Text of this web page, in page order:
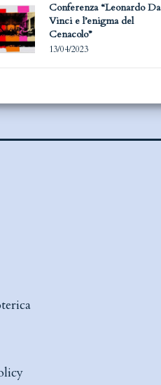
Conferenza “Leonardo Da
Vinci e l’enigma del
Cenacolo”
13/04/2023